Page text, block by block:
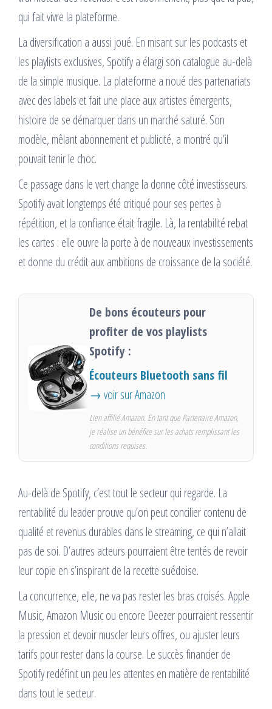
qui fait vivre la plateforme.
La diversification a aussi joué. En misant sur les podcasts et
les playlists exclusives, Spotify a élargi son catalogue au-delà
de la simple musique. La plateforme a noué des partenariats
avec des labels et fait une place aux artistes émergents,
histoire de se démarquer dans un marché saturé. Son
modèle, mêlant abonnement et publicité, a montré qu’il
pouvait tenir le choc.
Ce passage dans le vert change la donne côté investisseurs.
Spotify avait longtemps été critiqué pour ses pertes à
répétition, et la confiance était fragile. Là, la rentabilité rebat
les cartes : elle ouvre la porte à de nouveaux investissements
et donne du crédit aux ambitions de croissance de la société.
De bons écouteurs pour
profiter de vos playlists
Spotify :
Écouteurs Bluetooth sans fil
→ voir sur Amazon
Lien affilié Amazon. En tant que Partenaire Amazon,
je réalise un bénéfice sur les achats remplissant les
conditions requises.
Au-delà de Spotify, c’est tout le secteur qui regarde. La
rentabilité du leader prouve qu’on peut concilier contenu de
qualité et revenus durables dans le streaming, ce qui n’allait
pas de soi. D’autres acteurs pourraient être tentés de revoir
leur copie en s’inspirant de la recette suédoise.
La concurrence, elle, ne va pas rester les bras croisés. Apple
Music, Amazon Music ou encore Deezer pourraient ressentir
la pression et devoir muscler leurs offres, ou ajuster leurs
tarifs pour rester dans la course. Le succès financier de
Spotify redéfinit un peu les attentes en matière de rentabilité
dans tout le secteur.